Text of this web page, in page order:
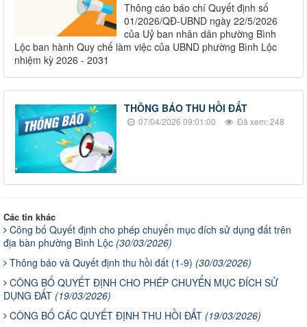
Thông cáo báo chí Quyết định số
01/2026/QĐ-UBND ngày 22/5/2026
của Uỷ ban nhân dân phường Bình
Lộc ban hành Quy chế làm việc của UBND phường Bình Lộc
nhiệm kỳ 2026 - 2031
THÔNG BÁO THU HỒI ĐẤT
07/04/2026 09:01:00 Đã xem: 248
Các tin khác
Công bố Quyết định cho phép chuyển mục đích sử dụng đất trên
địa bàn phường Bình Lộc (30/03/2026)
Thông báo và Quyết định thu hồi đất (1-9) (30/03/2026)
CÔNG BỐ QUYẾT ĐỊNH CHO PHÉP CHUYỂN MỤC ĐÍCH SỬ
DỤNG ĐẤT (19/03/2026)
CÔNG BỐ CÁC QUYẾT ĐỊNH THU HỒI ĐẤT (19/03/2026)